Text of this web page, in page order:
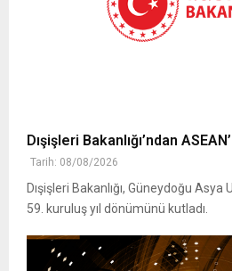
Dışişleri Bakanlığı’ndan
Tarih: 08/08/2026
Dışişleri Bakanlığı, Güneydoğu Asya
59. kuruluş yıl dönümünü kutladı.